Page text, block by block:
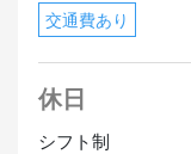
交通費あり
休日
シフト制